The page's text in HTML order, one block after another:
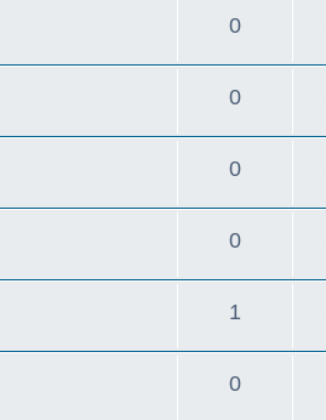
0回
覆
0回
覆
0回
覆
0回
覆
1
覆
0回